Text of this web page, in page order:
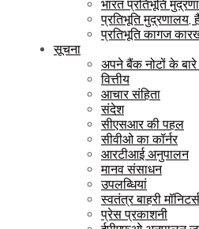
भारत प्रतिभूति
प्रतिभूति मुद्रणालय,
प्रतिभूति कागज
सूचना
अपने बैंक नोटों के बारे
वित्तीय
आचार संहिता
संदेश
सीएसआर की पहल
सीवीओ का कॉर्नर
आरटीआई अनुपालन
मानव संसाधन
उपलब्धियां
स्वतंत्र बाहरी मॉनिटर्स
प्रेस प्रकाशनी